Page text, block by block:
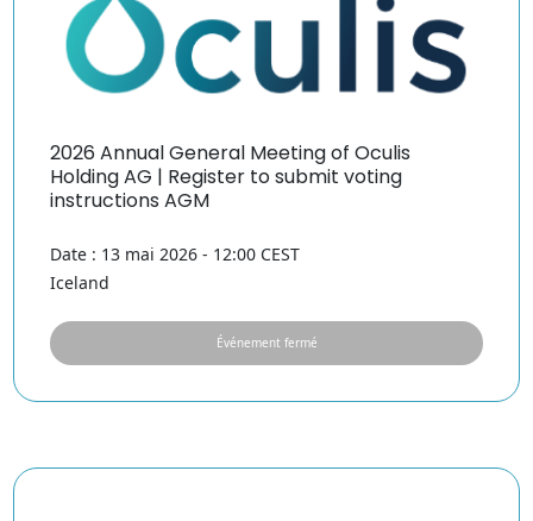
2026 Annual General Meeting of Oculis
Holding AG | Register to submit voting
instructions AGM
Date : 13 mai 2026 - 12:00 CEST
Iceland
Événement fermé